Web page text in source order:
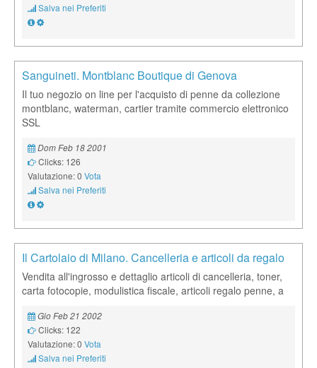
Salva nei Preferiti
Sanguineti. Montblanc Boutique di Genova
Il tuo negozio on line per l'acquisto di penne da collezione
montblanc, waterman, cartier tramite commercio elettronico
SSL
Dom Feb 18 2001
Clicks: 126
Valutazione: 0 Vota
Salva nei Preferiti
Il Cartolaio di Milano. Cancelleria e articoli da regalo
Vendita all'ingrosso e dettaglio articoli di cancelleria, toner,
carta fotocopie, modulistica fiscale, articoli regalo penne, a
Gio Feb 21 2002
Clicks: 122
Valutazione: 0 Vota
Salva nei Preferiti